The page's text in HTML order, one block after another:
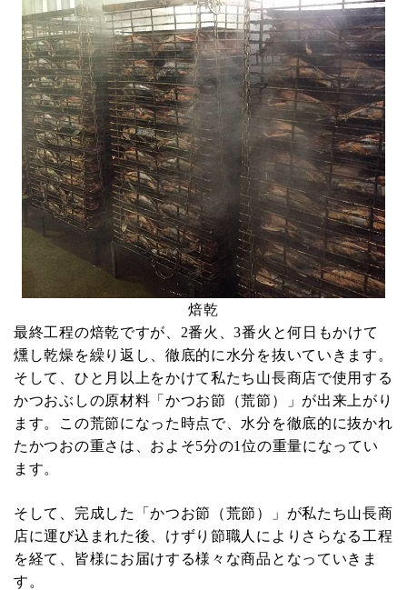
焙乾
最終工程の焙乾ですが、2番火、3番火と何日もかけて
燻し乾燥を繰り返し、徹底的に水分を抜いていきます。
そして、ひと月以上をかけて私たち山長商店で使用する
かつおぶしの原材料「かつお節（荒節）」が出来上がり
ます。この荒節になった時点で、水分を徹底的に抜かれ
たかつおの重さは、およそ5分の1位の重量になってい
ます。
そして、完成した「かつお節（荒節）」が私たち山長商
店に運び込まれた後、けずり節職人によりさらなる工程
を経て、皆様にお届けする様々な商品となっていきま
す。